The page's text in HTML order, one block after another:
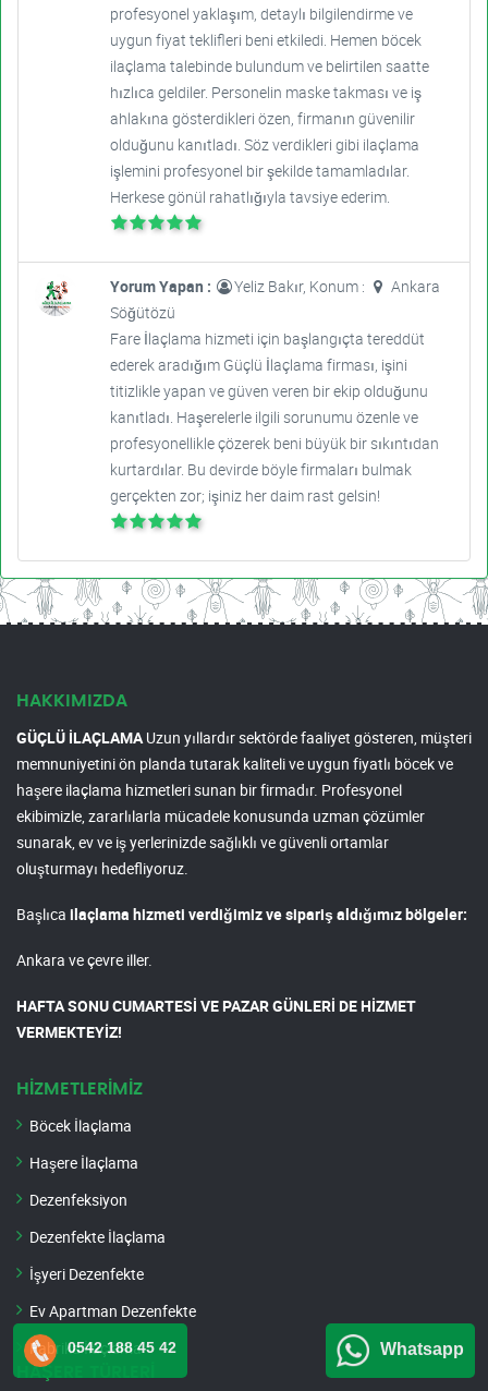
profesyonel yaklaşım, detaylı bilgilendirme ve
uygun fiyat teklifleri beni etkiledi. Hemen böcek
ilaçlama talebinde bulundum ve belirtilen saatte
hızlıca geldiler. Personelin maske takması ve iş
ahlakına gösterdikleri özen, firmanın güvenilir
olduğunu kanıtladı. Söz verdikleri gibi ilaçlama
işlemini profesyonel bir şekilde tamamladılar.
Herkese gönül rahatlığıyla tavsiye ederim.
Yorum Yapan : Yeliz Bakır, Konum :
Ankara
Söğütözü
Fare İlaçlama hizmeti için başlangıçta tereddüt
ederek aradığım Güçlü İlaçlama firması, işini
titizlikle yapan ve güven veren bir ekip olduğunu
kanıtladı. Haşerelerle ilgili sorunumu özenle ve
profesyonellikle çözerek beni büyük bir sıkıntıdan
kurtardılar. Bu devirde böyle firmaları bulmak
gerçekten zor; işiniz her daim rast gelsin!
HAKKIMIZDA
GÜÇLÜ İLAÇLAMAUzun yıllardır sektörde faaliyet gösteren, müşteri
memnuniyetini ön planda tutarak kaliteli ve uygun fiyatlı böcek ve
haşere ilaçlama hizmetleri sunan bir firmadır. Profesyonel
ekibimizle, zararlılarla mücadele konusunda uzman çözümler
sunarak, ev ve iş yerlerinizde sağlıklı ve güvenli ortamlar
oluşturmayı hedefliyoruz.
Başlıca ilaçlama hizmeti verdiğimiz ve sipariş aldığımız bölgeler:
Ankara ve çevre iller.
HAFTA SONU CUMARTESİ VE PAZAR GÜNLERİ DE HİZMET
VERMEKTEYİZ!
HİZMETLERİMİZ
Böcek İlaçlama
Haşere İlaçlama
Dezenfeksiyon
Dezenfekte İlaçlama
İşyeri Dezenfekte
Ev Apartman Dezenfekte
Fabrika İlaçlama
HAŞERE TÜRLERİ
0542 188 45 42 Whatsapp